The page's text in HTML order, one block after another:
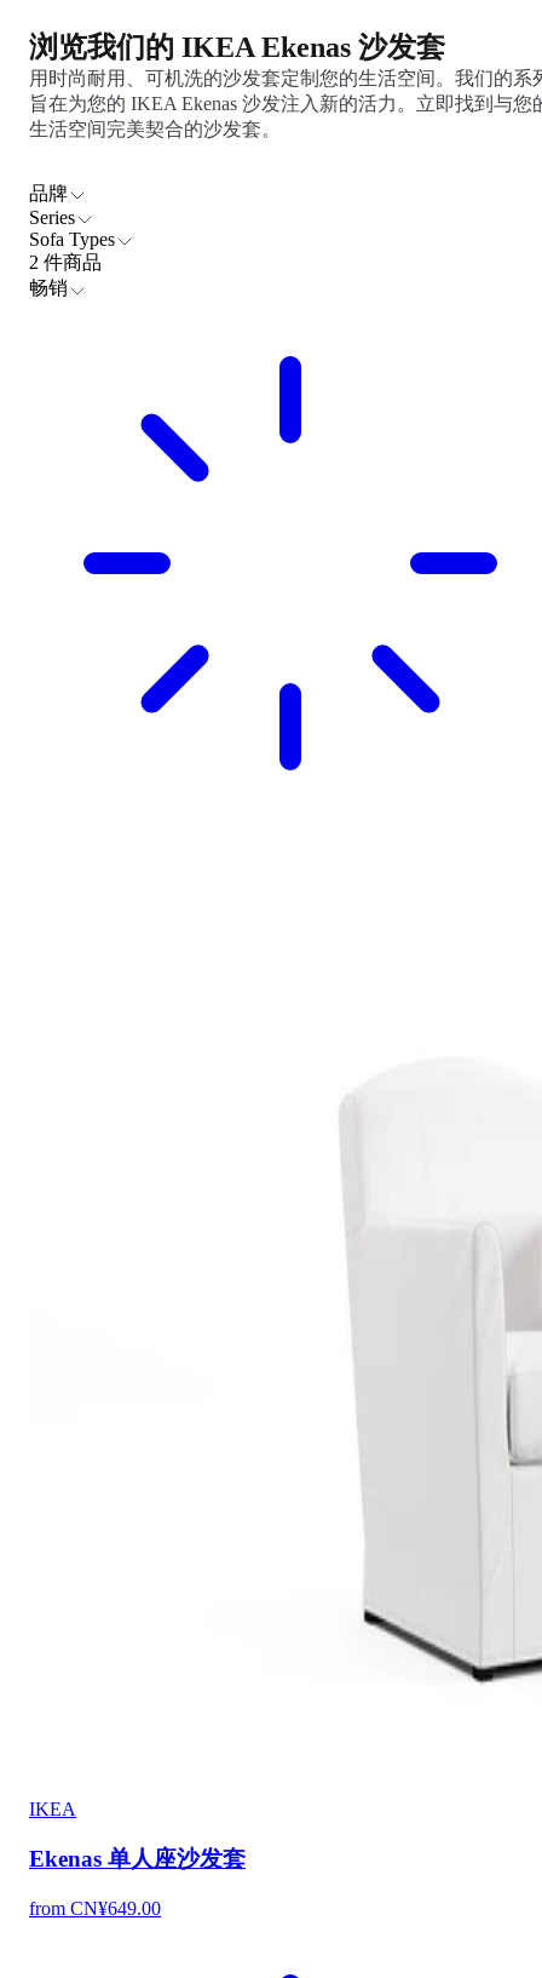
浏览我们的 IKEA Ekenas 沙发套
用时尚耐用、可机洗的沙发套定制您的生活空间。我们的系
旨在为您的 IKEA Ekenas 沙发注入新的活力。立即找到与您
生活空间完美契合的沙发套。
品牌
Series
Sofa Types
2 件商品
畅销
IKEA
Ekenas 单人座沙发套
from CN¥649.00